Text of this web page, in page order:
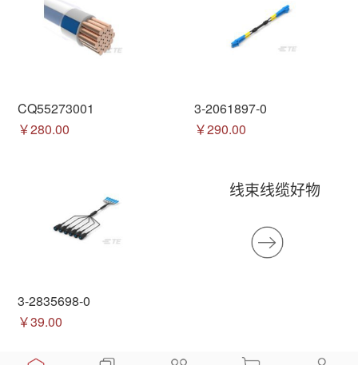
CQ55273001
￥280.00
3-2061897-0
￥290.00
3-2835698-0
￥39.00
线束线缆好物